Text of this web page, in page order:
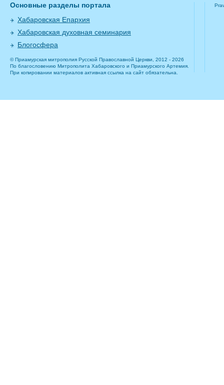
Основные разделы портала
Хабаровская Епархия
Хабаровская духовная семинария
Блогосфера
© Приамурская митрополия Русской Православной Церкви, 2012 - 2026
По благословению Митрополита Хабаровского и Приамурского Артемия.
При копировании материалов активная ссылка на сайт обязательна.